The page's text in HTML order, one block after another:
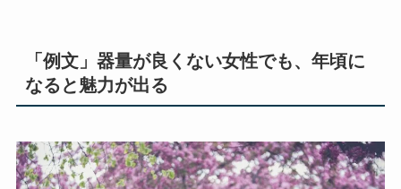
「例文」器量が良くない女性でも、年頃に
なると魅力が出る